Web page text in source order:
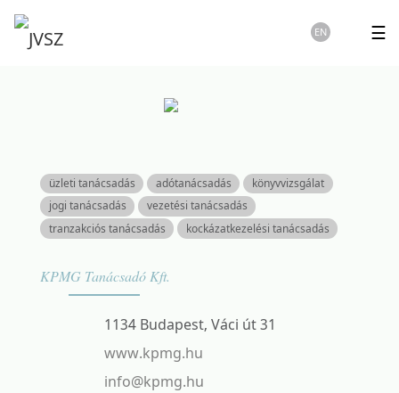
☰
EN
üzleti tanácsadás adótanácsadás
könyvvizsgálat
jogi tanácsadás
vezetési tanácsadás
tranzakciós tanácsadás
kockázatkezelési tanácsadás
KPMG Tanácsadó Kft.
1134 Budapest, Váci út 31
www.kpmg.hu
info@kpmg.hu